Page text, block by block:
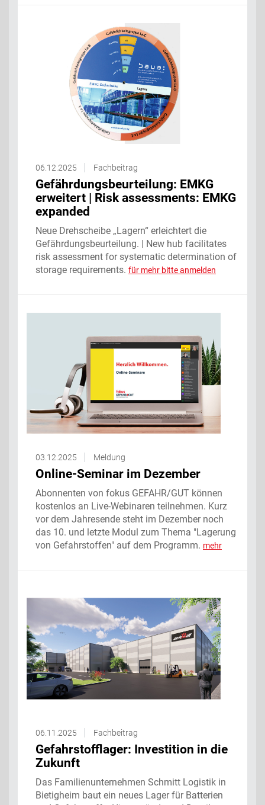
06.12.2025 Fachbeitrag
Gefährdungsbeurteilung: EMKG
erweitert | Risk assessments: EMKG
expanded
Neue Drehscheibe „Lagern“ erleichtert die
Gefährdungsbeurteilung. | New hub facilitates
risk assessment for systematic determination of
storage requirements. für mehr bitte anmelden
03.12.2025 Meldung
Online-Seminar im Dezember
Abonnenten von fokus GEFAHR/GUT können
kostenlos an Live-Webinaren teilnehmen. Kurz
vor dem Jahresende steht im Dezember noch
das 10. und letzte Modul zum Thema "Lagerung
von Gefahrstoffen" auf dem Programm. mehr
06.11.2025 Fachbeitrag
Gefahrstofflager: Investition in die
Zukunft
Das Familienunternehmen Schmitt Logistik in
Bietigheim baut ein neues Lager für Batterien